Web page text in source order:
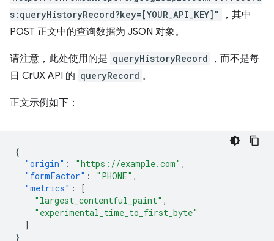
s:queryHistoryRecord?key=[YOUR_API_KEY]"
，其中
POST 正文中的查询数据为 JSON 对象。
请注意，此处使用的是 queryHistoryRecord
，而不是每
日 CrUX API 的 queryRecord 。
正文示例如下：
{
"origin" : "https://example.com" ,
"formFactor" : "PHONE" ,
"metrics" :
[
"largest_contentful_paint" ,
"experimental_time_to_first_byte"
]
}